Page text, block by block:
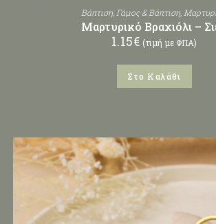
Βάπτιση Γάμος & Βάπτιση
Μαρτυρικό Βραχιόλι –
1.15€ (τιμή με ΦΠΑ)
Στο Καλάθι